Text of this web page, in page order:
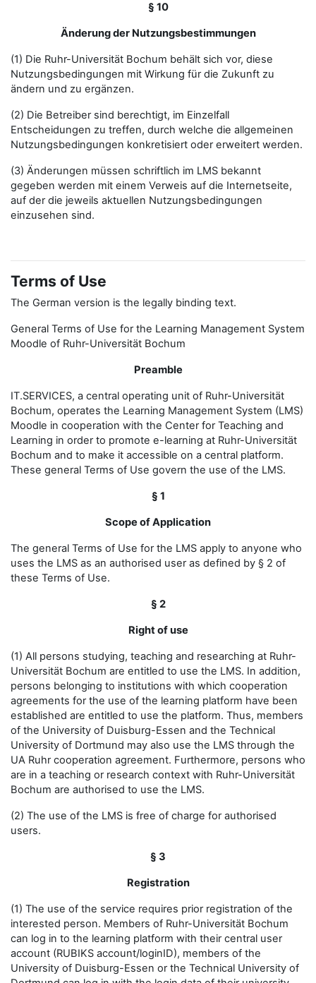
§ 10
Änderung der Nutzungsbestimmungen
(1) Die Ruhr-Universität Bochum behält sich vor, diese
Nutzungsbedingungen mit Wirkung für die Zukunft zu
ändern und zu ergänzen.
(2) Die Betreiber sind berechtigt, im Einzelfall
Entscheidungen zu treffen, durch welche die allgemeinen
Nutzungsbedingungen konkretisiert oder erweitert werden.
(3) Änderungen müssen schriftlich im LMS bekannt
gegeben werden mit einem Verweis auf die Internetseite,
auf der die jeweils aktuellen Nutzungsbedingungen
einzusehen sind.
Terms of Use
The German version is the legally binding text.
General Terms of Use for the Learning Management System
Moodle of Ruhr-Universität Bochum
Preamble
IT.SERVICES, a central operating unit of Ruhr-Universität
Bochum, operates the Learning Management System (LMS)
Moodle in cooperation with the Center for Teaching and
Learning in order to promote e-learning at Ruhr-Universität
Bochum and to make it accessible on a central platform.
These general Terms of Use govern the use of the LMS.
§ 1
Scope of Application
The general Terms of Use for the LMS apply to anyone who
uses the LMS as an authorised user as defined by § 2 of
these Terms of Use.
§ 2
Right of use
(1) All persons studying, teaching and researching at Ruhr-
Universität Bochum are entitled to use the LMS. In addition,
persons belonging to institutions with which cooperation
agreements for the use of the learning platform have been
established are entitled to use the platform. Thus, members
of the University of Duisburg-Essen and the Technical
University of Dortmund may also use the LMS through the
UA Ruhr cooperation agreement. Furthermore, persons who
are in a teaching or research context with Ruhr-Universität
Bochum are authorised to use the LMS.
(2) The use of the LMS is free of charge for authorised
users.
§ 3
Registration
(1) The use of the service requires prior registration of the
interested person. Members of Ruhr-Universität Bochum
can log in to the learning platform with their central user
account (RUBIKS account/loginID), members of the
University of Duisburg-Essen or the Technical University of